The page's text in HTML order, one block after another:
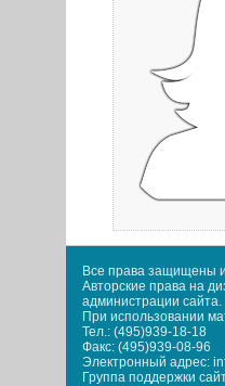
Все права защищены
Авторские права на
администрации
При использовании
Тел.: (495)939-18-18
Факс: (495)939-08-96
Электронный адрес:
Группа поддержки